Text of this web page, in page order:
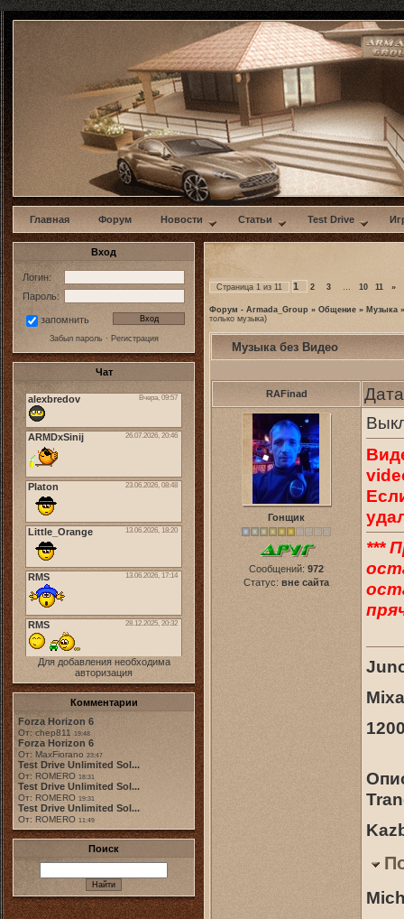
w
Главная Форум Новости Статьи Test Drive
Вход
Логин:
Пароль:
запомнить
Забыл пароль· Регистрация
Чат
Для добавления необходима
авторизация
Комментарии
Forza Horizon 6
От: chep811 19:48
Forza Horizon 6
От: MaxFiorano 23:47
Test Drive Unlimited Sol...
От: ROMERO 18:31
Test Drive Unlimited Sol...
От: ROMERO 19:31
Test Drive Unlimited Sol...
От: ROMERO 11:49
Поиск
Страница 1 из 11 1 2 3 … 10 11 »
Форум - Armada_Group » Общение » Музыка »
только музыка)
Музыка без Видео
RAFinad
Гонщик
Сообщений: 972
Статус: вне сайта
***